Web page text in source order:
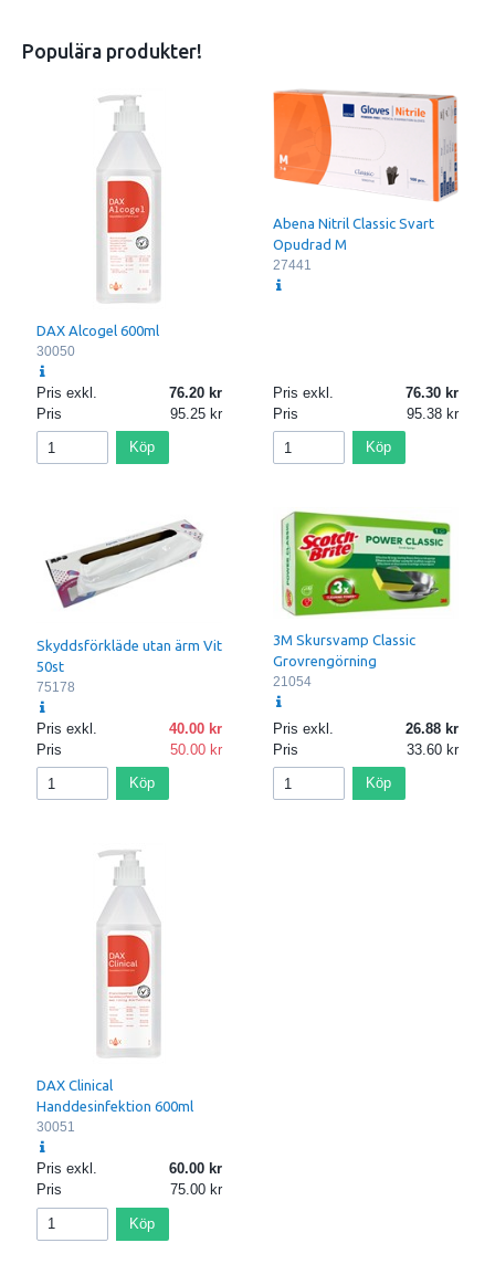
Populära produkter!
DAX Alcogel 600ml
30050
Pris exkl.
76.20
Pris
95.25
Köp
Abena Nitril Classic Svart
Opudrad M
27441
Pris exkl.
76.30
Pris
95.38
Köp
Skyddsförkläde utan ärm Vit
50st
75178
Pris exkl.
40.00
Pris
50.00
Köp
3M Skursvamp Classic
Grovrengörning
21054
Pris exkl.
26.88
Pris
33.60
Köp
DAX Clinical
Handdesinfektion 600ml
30051
Pris exkl.
60.00
Pris
75.00
Köp